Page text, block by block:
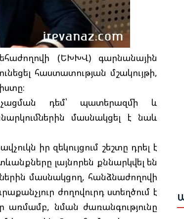
(ԵԽԽՎ) գարնանային
հաստատության մշակույթի,
դեմ՝ պատերազմի և
մասնակցել է նաև
իր զեկույցում շեշտը դրել է
լայնորեն քննարկվել են
մասնակցող, հանձնաժողովի
ժողովուրդ ստեղծում է
առմամբ, նման ժառանգությունը